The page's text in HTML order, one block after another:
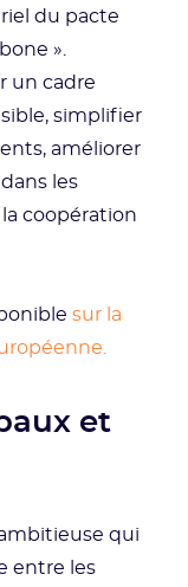
du pacte
».
un cadre
simplifier
améliorer
les
coopération
sur la
et
qui
entre les